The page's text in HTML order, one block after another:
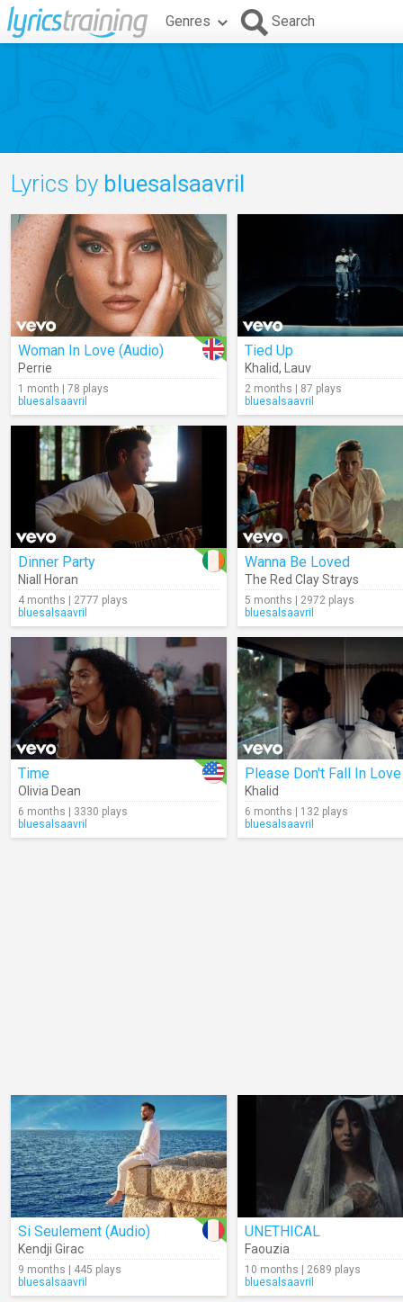
Genres Search
Lyrics by bluesalsaavril
Woman In Love (Audio)
Perrie
1 month | 78 plays
bluesalsaavril
Tied Up
Khalid, Lauv
2 months | 87 plays
bluesalsaavril
Dinner Party
Niall Horan
4 months | 2777 plays
bluesalsaavril
Wanna Be Loved
The Red Clay Strays
5 months | 2972 plays
bluesalsaavril
Time
Olivia Dean
6 months | 3330 plays
bluesalsaavril
Khalid
6 months | 132 plays
bluesalsaavril
Si Seulement (Audio)
Kendji Girac
9 months | 445 plays
bluesalsaavril
UNETHICAL
Faouzia
10 months | 2689 plays
bluesalsaavril